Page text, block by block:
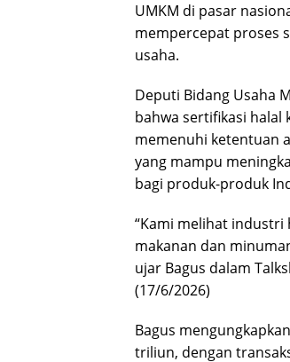
UMKM di pasar
mempercepat proses
usaha.
Deputi Bidang Usaha
bahwa sertifikasi halal
memenuhi ketentuan
yang mampu
bagi produk-produk
“Kami melihat industri
makanan dan
ujar Bagus dalam
(17/6/2026)
Bagus
triliun, dengan